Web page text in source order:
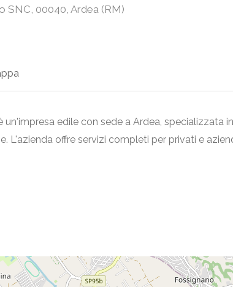
SNC, 00040, Ardea (RM)
un'impresa edile con sede a Ardea, specializzata
L'azienda offre servizi completi per privati e